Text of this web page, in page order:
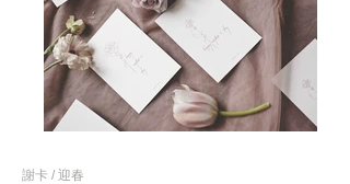
謝卡 / 迎春